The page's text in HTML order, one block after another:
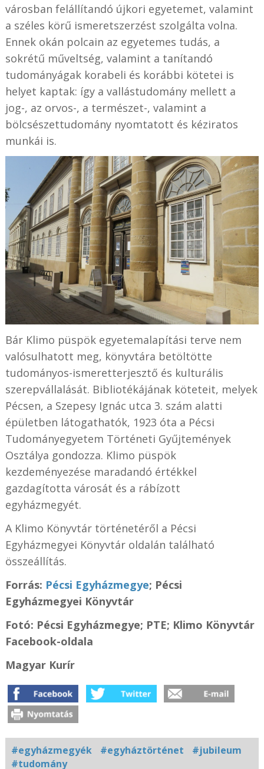
városban felállítandó újkori egyetemet, valamint
a széles körű ismeretszerzést szolgálta volna.
Ennek okán polcain az egyetemes tudás, a
sokrétű műveltség, valamint a tanítandó
tudományágak korabeli és korábbi kötetei is
helyet kaptak: így a vallástudomány mellett a
jog-, az orvos-, a természet-, valamint a
bölcsészettudomány nyomtatott és kéziratos
munkái is.
Bár Klimo püspök egyetemalapítási terve nem
valósulhatott meg, könyvtára betöltötte
tudományos-ismeretterjesztő és kulturális
szerepvállalását. Bibliotékájának köteteit, melyek
Pécsen, a Szepesy Ignác utca 3. szám alatti
épületben látogathatók, 1923 óta a Pécsi
Tudományegyetem Történeti Gyűjtemények
Osztálya gondozza. Klimo püspök
kezdeményezése maradandó értékkel
gazdagította városát és a rábízott
egyházmegyét.
A Klimo Könyvtár történetéről a Pécsi
Egyházmegyei Könyvtár oldalán található
összeállítás.
Forrás: Pécsi Egyházmegye; Pécsi
Egyházmegyei Könyvtár
Fotó: Pécsi Egyházmegye; PTE; Klimo Könyvtár
Facebook-oldala
Magyar Kurír
#egyházmegyék #egyháztörténet
#jubileum
#tudomány